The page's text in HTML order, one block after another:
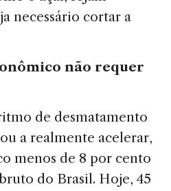
necessário cortar a
não requer
de desmatamento
a realmente acelerar,
menos de 8 por cento
do Brasil. Hoje, 45